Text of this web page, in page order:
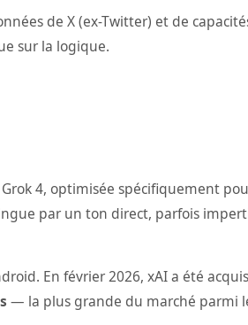
de X (ex-Twitter) et de
sur la logique.
4, optimisée spécifiquement
par un ton direct, parfois
En février 2026, xAI a été
— la plus grande du marché parmi